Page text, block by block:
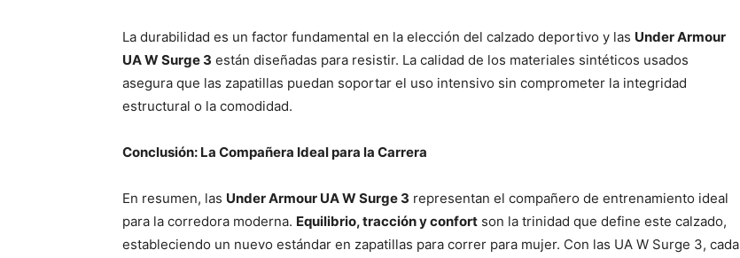
La durabilidad es un factor fundamental en la elección del calzado deportivo y las Under Armour
UA W Surge 3 están diseñadas para resistir. La calidad de los materiales sintéticos usados
asegura que las zapatillas puedan soportar el uso intensivo sin comprometer la integridad
estructural o la comodidad.
Conclusión: La Compañera Ideal para la Carrera
En resumen, las Under Armour UA W Surge 3 representan el compañero de entrenamiento ideal
para la corredora moderna. Equilibrio, tracción y confort son la trinidad que define este calzado,
estableciendo un nuevo estándar en zapatillas para correr para mujer. Con las UA W Surge 3, cada